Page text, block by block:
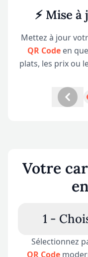
⚡ Mise
Mettez à jour
QR Codeen
plats, les prix ou
Votre
1 -
Sélectionnez
QR Code